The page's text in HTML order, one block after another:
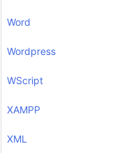
Word
Wordpress
WScript
XAMPP
XML